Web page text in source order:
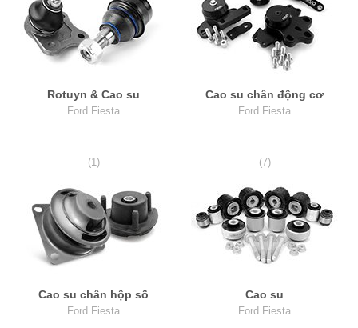
Rotuyn & Cao su
Ford Fiesta
Cao su chân động cơ
Ford Fiesta
(1)
Cao su chân hộp số
Ford Fiesta
(7)
Cao su
Ford Fiesta